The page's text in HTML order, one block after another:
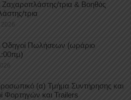
Ζαχαροπλάστης/τρια & Βοηθός
τρια
2026
Οδηγοί Πωλήσεων (ωράριο
(α) Τμήμα Συντήρησης και
Φορτηγών και Trailers